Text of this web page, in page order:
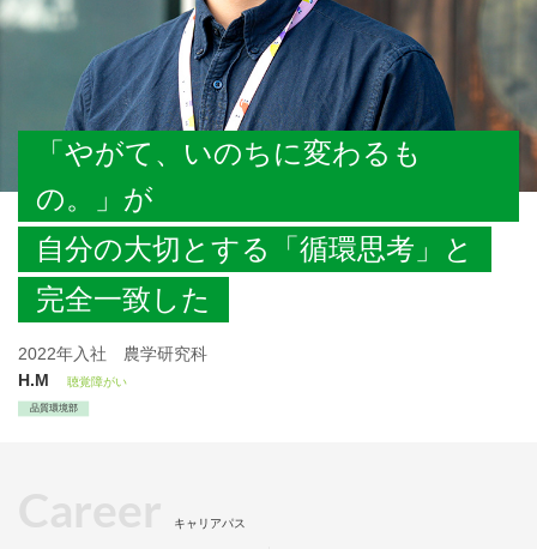
「やがて、いのちに変わるも
の。」が
自分の大切とする「循環思考」と
完全一致した
2022年入社 農学研究科
H.M
聴覚障がい
品質環境部
キャリアパス